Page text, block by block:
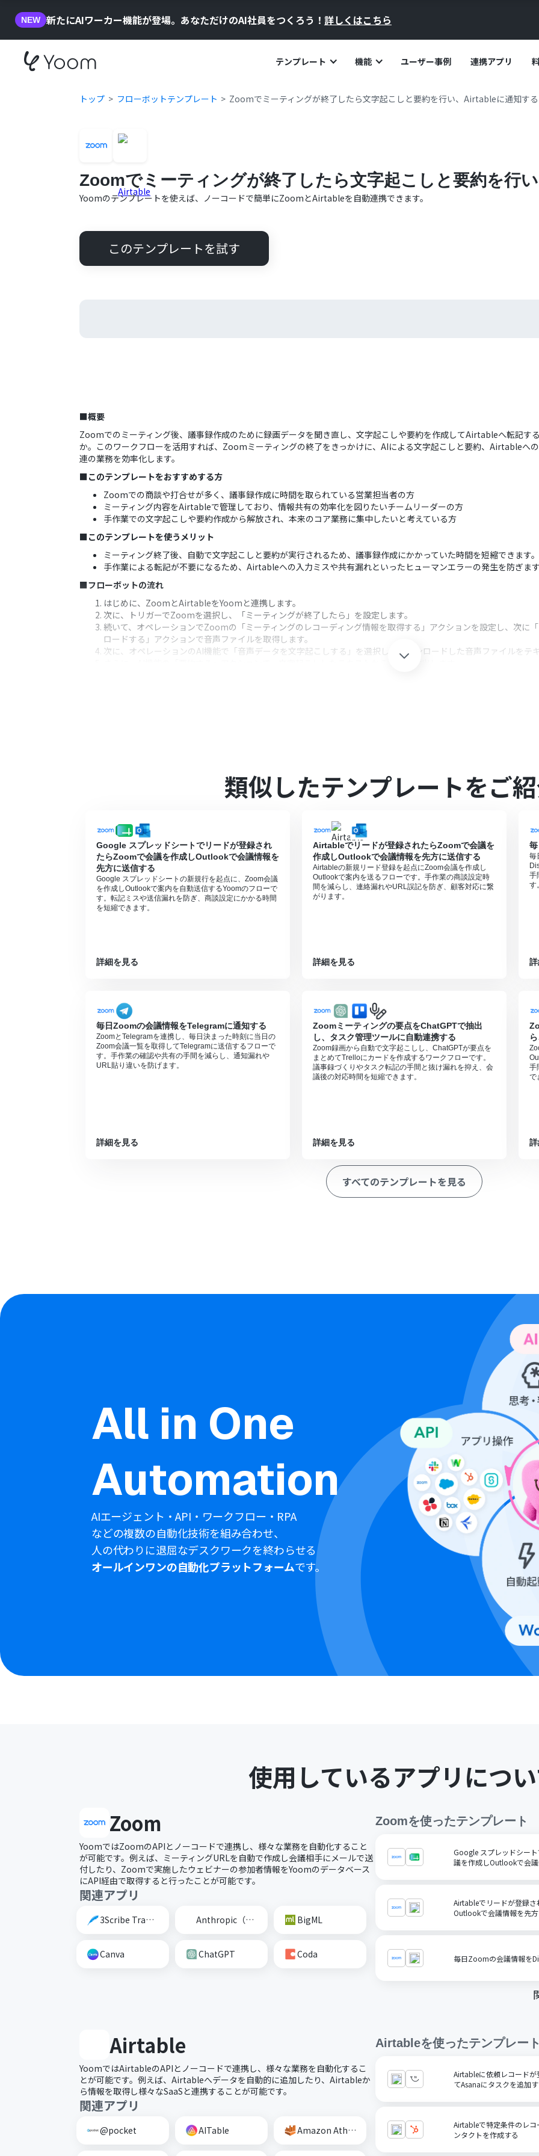
NEW 新たにAIワーカー機能が登場。あなただけのAI社員をつくろう！ 詳しくはこちら
テンプレート 機能 ユーザー事例 連携アプリ
トップ フローボットテンプレート Zoomでミーティングが終了したら文字起こしと要約を行い、Airtableに通知する
Zoomでミーティングが終了したら文字起こしと要約を行
Yoomのテンプレートを使えば、ノーコードで簡単にZoomとAirtableを自動連携できます。
このテンプレートを試す
■概要
Zoomでのミーティング後、議事録作成のために録画データを聞き直し、文字起こしや要約を作成してAirtableへ転記す
か。このワークフローを活用すれば、Zoomミーティングの終了をきっかけに、AIによる文字起こしと要約、Airtableへ
連の業務を効率化します。
■このテンプレートをおすすめする方
Zoomでの商談や打合せが多く、議事録作成に時間を取られている営業担当者の方
ミーティング内容をAirtableで管理しており、情報共有の効率化を図りたいチームリーダーの方
手作業での文字起こしや要約作成から解放され、本来のコア業務に集中したいと考えている方
■このテンプレートを使うメリット
ミーティング終了後、自動で文字起こしと要約が実行されるため、議事録作成にかかっていた時間を短縮できます。
手作業による転記が不要になるため、Airtableへの入力ミスや共有漏れといったヒューマンエラーの発生を防ぎま
■フローボットの流れ
はじめに、ZoomとAirtableをYoomと連携します。
次に、トリガーでZoomを選択し、「ミーティングが終了したら」を設定します。
続いて、オペレーションでZoomの「ミーティングのレコーディング情報を取得する」アクションを設定し、次に
ロードする」アクションで音声ファイルを取得します。
次に、オペレーションのAI機能で「音声データを文字起こしする」を選択し、ダウンロードした音声ファイルをテ
Zoom、AirtableのそれぞれとYoomを連携してください。
OCRまたは音声を文字起こしするAIオペレーションはチームプラン・サクセスプランでのみご利用いただける機
チームプランやサクセスプランなどの有料プランは、2週間の無料トライアルを行うことが可能です。無料トライ
ョン）を使用することができます。
Zoomのプランによって利用できるアクションとそうでないアクションがあるため、ご注意ください。
現時点では以下のアクションはZoomの有料プランのみ利用可能です。
・ミーティングが終了したら
・ミーティングのレコーディング情報を取得する（クラウド上に存在するレコーディングのみ取得可能なため）
類似したテンプレートをご
Google スプレッドシートでリードが登録され
たらZoomで会議を作成しOutlookで会議情報を
先方に送信する
Google スプレッドシートの新規行を起点に、Zoom会議
を作成しOutlookで案内を自動送信するYoomのフローで
す。転記ミスや送信漏れを防ぎ、商談設定にかかる時間
を短縮できます。
詳細を見る
Airtableでリードが登録されたらZoomで会議を
作成しOutlookで会議情報を先方に送信する
Airtableの新規リード登録を起点にZoom会議を作成し
Outlookで案内を送るフローです。手作業の商談設定時
間を減らし、連絡漏れやURL誤記を防ぎ、顧客対応に繋
がります。
詳細を見る
毎
手
す
毎日Zoomの会議情報をTelegramに通知する
ZoomとTelegramを連携し、毎日決まった時刻に当日の
Zoom会議一覧を取得してTelegramに送信するフローで
す。手作業の確認や共有の手間を減らし、通知漏れや
URL貼り違いを防げます。
詳細を見る
Zoomミーティングの要点をChatGPTで抽出
し、タスク管理ツールに自動連携する
Zoom録画から自動で文字起こしし、ChatGPTが要点を
まとめてTrelloにカードを作成するワークフローです。
議事録づくりやタスク転記の手間と抜け漏れを抑え、会
議後の対応時間を短縮できます。
詳細を見る
手
で
すべてのテンプレートを見る
All in One
Automation
AIエージェント・API・ワークフロー・RPA
などの複数の自動化技術を組み合わせ、
人の代わりに退屈なデスクワークを終わらせる
オールインワンの自動化プラットフォームです。
使用しているアプリにつ
Zoom
YoomではZoomのAPIとノーコードで連携し、様々な業務を自動化すること
が可能です。例えば、ミーティングURLを自動で作成し会議相手にメールで送
付したり、Zoomで実施したウェビナーの参加者情報をYoomのデータベース
にAPI経由で取得すると行ったことが可能です。
関連アプリ
3Scribe Transcription Anthropic（Claude） BigML
Canva ChatGPT Coda
Zoomを使ったテンプレート
Google スプレッドシー
議を作成しOutlookで会
Airtableでリードが登録
Outlookで会議情報を先
毎日Zoomの会議情報を
Airtable
YoomではAirtableのAPIとノーコードで連携し、様々な業務を自動化するこ
とが可能です。例えば、Airtableへデータを自動的に追加したり、Airtableか
ら情報を取得し様々なSaaSと連携することが可能です。
関連アプリ
@pocket AITable Amazon Athena
Airtableを使ったテンプレー
Airtableに依頼レコード
てAsanaにタスクを追加
Airtableで特定条件のレ
ンタクトを作成する